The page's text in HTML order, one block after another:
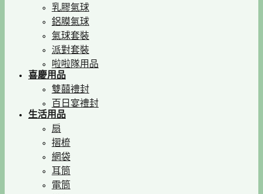
乳膠氣球
鋁膜氣球
氣球套裝
派對套裝
啦啦隊用品
喜慶用品
雙囍禮封
百日宴禮封
生活用品
扇
摺梳
網袋
耳筒
電筒